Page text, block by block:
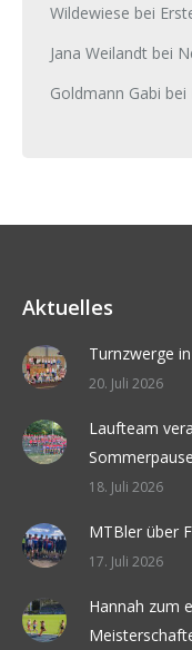
Wildewiese bei
Jana Weilandt bei
Goldmann Gabi bei
Aktuelles
Turnzwerge
20. Juli 2026
Laufteam
Sommerpause
18. Juli 2026
MTBler über
17. Juli 2026
Hannah zum